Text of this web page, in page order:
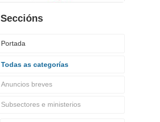
Seccións
Portada
Todas as categorías
Anuncios breves
Subsectores e ministerios